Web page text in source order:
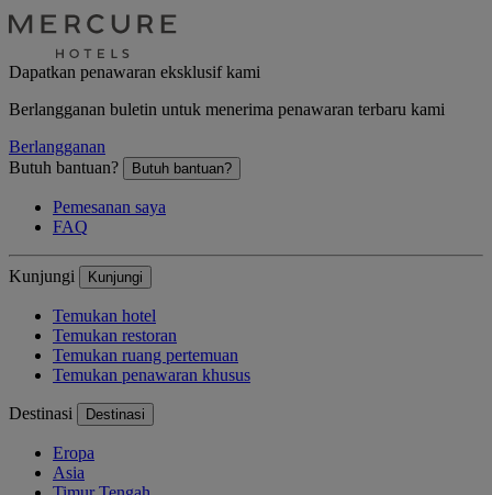
Dapatkan penawaran eksklusif kami
Berlangganan buletin untuk menerima penawaran terbaru kami
Berlangganan
Butuh bantuan?
Butuh bantuan?
Pemesanan saya
FAQ
Kunjungi Kunjungi
Temukan hotel
Temukan restoran
Temukan ruang pertemuan
Temukan penawaran khusus
Destinasi Destinasi
Eropa
Asia